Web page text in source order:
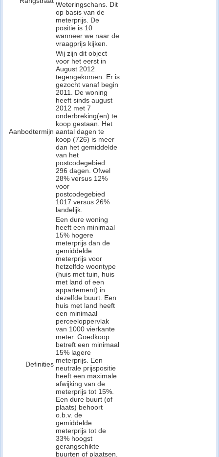
Weteringschans. Dit
op basis van de
meterprijs. De
positie is 10
wanneer we naar de
vraagprijs kijken.
Aanbodtermijn
Wij zijn dit object
voor het eerst in
August 2012
tegengekomen. Er is
gezocht vanaf begin
2011. De woning
heeft sinds august
2012 met 7
onderbreking(en) te
koop gestaan. Het
aantal dagen te
koop (726) is meer
dan het gemiddelde
van het
postcodegebied:
296 dagen. Ofwel
28% versus 12%
voor
postcodegebied
1017 versus 26%
landelijk.
Definities
Een dure woning
heeft een minimaal
15% hogere
meterprijs dan de
gemiddelde
meterprijs voor
hetzelfde woontype
(huis met tuin, huis
met land of een
appartement) in
dezelfde buurt. Een
huis met land heeft
een minimaal
perceeloppervlak
van 1000 vierkante
meter. Goedkoop
betreft een minimaal
15% lagere
meterprijs. Een
neutrale prijspositie
heeft een maximale
afwijking van de
meterprijs tot 15%.
Een dure buurt (of
plaats) behoort
o.b.v. de
gemiddelde
meterprijs tot de
33% hoogst
gerangschikte
buurten of plaatsen.